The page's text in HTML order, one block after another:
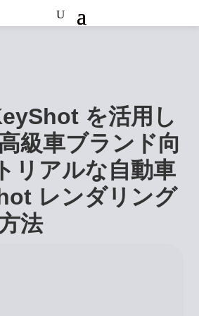
を活用し
級車ブランド向
リアルな自動車
レンダリング
法